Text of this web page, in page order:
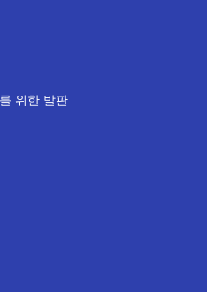
위한 발판